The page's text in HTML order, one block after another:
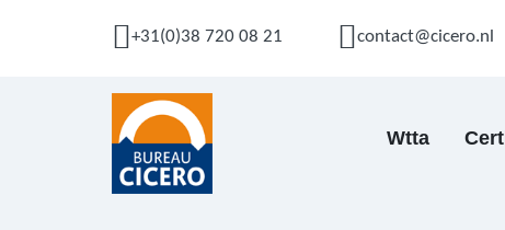
+31(0)38 720 08 21 contact@cicero.nl
Wtta